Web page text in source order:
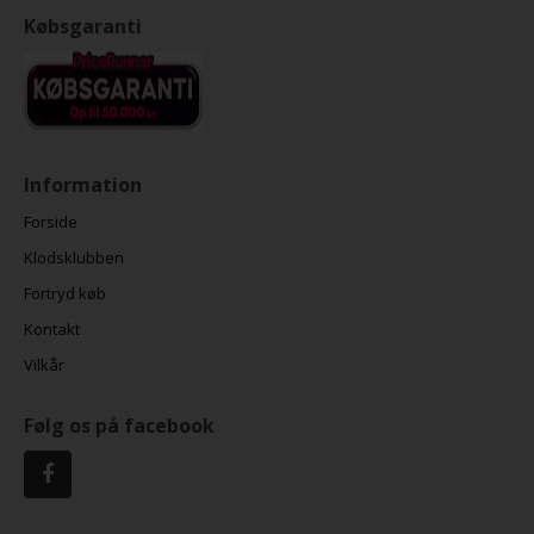
Købsgaranti
Information
Forside
Klodsklubben
Fortryd køb
Kontakt
Vilkår
Følg os på facebook